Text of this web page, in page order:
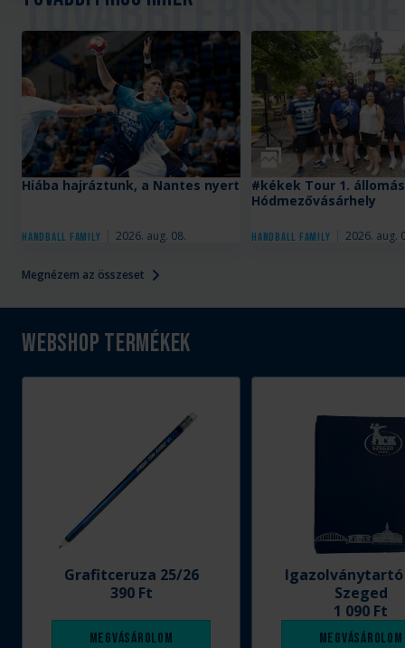
Megnézem az összeset
Handball Family 2026. aug. 08.
Hiába hajráztunk, a Nantes nyert
Galéria
Handball Family 2026. aug.
#kékek Tour 1.
Hódmezővásárhely
Webshop termékek
Grafitceruza 25/26
390 Ft
Megvásárolom
Szeged
1 090 Ft
Megvásárolom